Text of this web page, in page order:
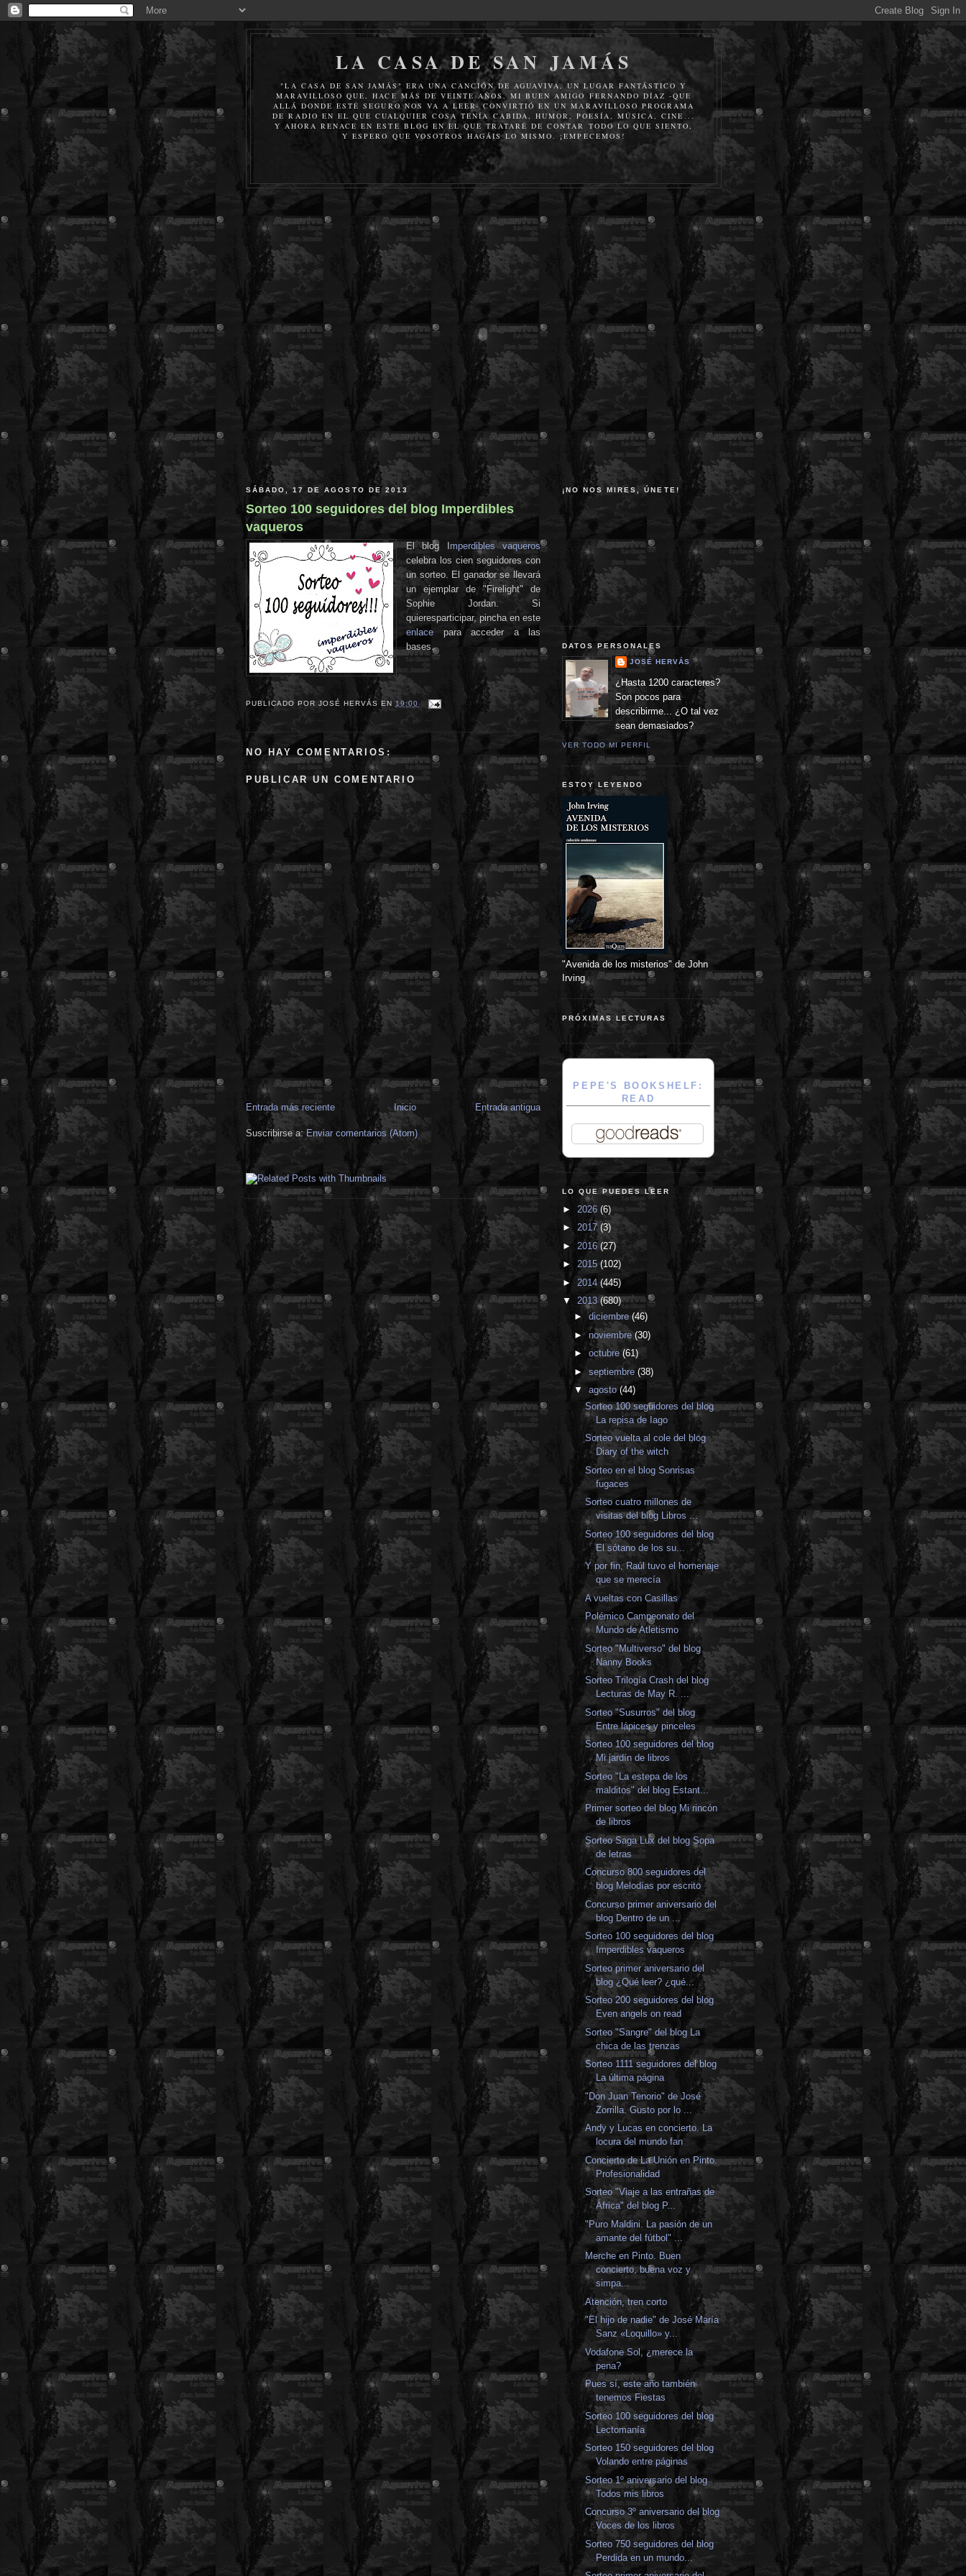
LA CASA DE SAN JAMÁS
"LA CASA DE SAN JAMÁS" ERA UNA CANCIÓN DE AGUAVIVA, UN LUGAR FANTÁSTICO Y
MARAVILLOSO QUE, HACE MÁS DE VEINTE AÑOS, MI BUEN AMIGO FERNANDO DÍAZ -QUE
ALLÁ DONDE ESTÉ SEGURO NOS VA A LEER- CONVIRTIÓ EN UN MARAVILLOSO PROGRAMA
DE RADIO EN EL QUE CUALQUIER COSA TENÍA CABIDA, HUMOR, POESÍA, MÚSICA, CINE...
Y AHORA RENACE EN ESTE BLOG EN EL QUE TRATARÉ DE CONTAR TODO LO QUE SIENTO,
Y ESPERO QUE VOSOTROS HAGÁIS LO MISMO. ¡EMPECEMOS!
SÁBADO, 17 DE AGOSTO DE 2013
Sorteo 100 seguidores del blog Imperdibles
vaqueros
El blog Imperdibles vaqueros
celebra los cien seguidores con
un sorteo. El ganador se llevará
un ejemplar de "Firelight" de
Sophie Jordan. Si
quieresparticipar, pincha en este
enlace para acceder a las
bases.
PUBLICADO PORJOSÉ HERVÁS EN19:00
NO HAY COMENTARIOS:
PUBLICAR UN COMENTARIO
Entrada más reciente Entrada antigua
Inicio
Suscribirse a: Enviar comentarios (Atom)
¡NO NOS MIRES, ÚNETE!
DATOS PERSONALES
JOSÉ HERVÁS
¿Hasta 1200 caracteres?
Son pocos para
describirme... ¿O tal vez
sean demasiados?
VER TODO MI PERFIL
ESTOY LEYENDO
"Avenida de los misterios" de John
Irving
PRÓXIMAS LECTURAS
PEPE'S BOOKSHELF:
READ
LO QUE PUEDES LEER
► 2026 (6)
► 2017 (3)
► 2016 (27)
► 2015 (102)
► 2014 (445)
▼ 2013(680)
►diciembre(46)
► noviembre (30)
► octubre(61)
► septiembre (38)
▼ agosto(44)
Sorteo 100 seguidores del blog
La repisa de Iago
Sorteo vuelta al cole del blog
Diary of the witch
Sorteo en el blog Sonrisas
fugaces
Sorteo cuatro millones de
visitas del blog Libros ...
Sorteo 100 seguidores del blog
El sótano de los su...
Y por fin, Raúl tuvo el homenaje
que se merecía
A vueltas con Casillas
Polémico Campeonato del
Mundo de Atletismo
Sorteo "Multiverso" del blog
Nanny Books
Sorteo Trilogía Crash del blog
Lecturas de May R. ...
Sorteo "Susurros" del blog
Entre lápices y pinceles
Sorteo 100 seguidores del blog
Mi jardín de libros
Sorteo "La estepa de los
malditos" del blog Estant...
Primer sorteo del blog Mi rincón
de libros
Sorteo Saga Lux del blog Sopa
de letras
Concurso 800 seguidores del
blog Melodías por escrito
Concurso primer aniversario del
blog Dentro de un ...
Sorteo 100 seguidores del blog
Imperdibles vaqueros
Sorteo primer aniversario del
blog ¿Qué leer? ¿qué...
Sorteo 200 seguidores del blog
Even angels on read
Sorteo "Sangre" del blog La
chica de las trenzas
Sorteo 1111 seguidores del blog
La última página
"Don Juan Tenorio" de José
Zorrilla. Gusto por lo ...
Andy y Lucas en concierto. La
locura del mundo fan
Concierto de La Unión en Pinto.
Profesionalidad
Sorteo "Viaje a las entrañas de
África" del blog P...
"Puro Maldini. La pasión de un
amante del fútbol" ...
Merche en Pinto. Buen
concierto, buena voz y
simpa...
Atención, tren corto
"El hijo de nadie" de José María
Sanz «Loquillo» y...
Vodafone Sol, ¿merece la
pena?
Pues sí, este año también
tenemos Fiestas
Sorteo 100 seguidores del blog
Lectomanía
Sorteo 150 seguidores del blog
Volando entre páginas
Sorteo 1º aniversario del blog
Todos mis libros
Concurso 3º aniversario del blog
Voces de los libros
Sorteo 750 seguidores del blog
Perdida en un mundo...